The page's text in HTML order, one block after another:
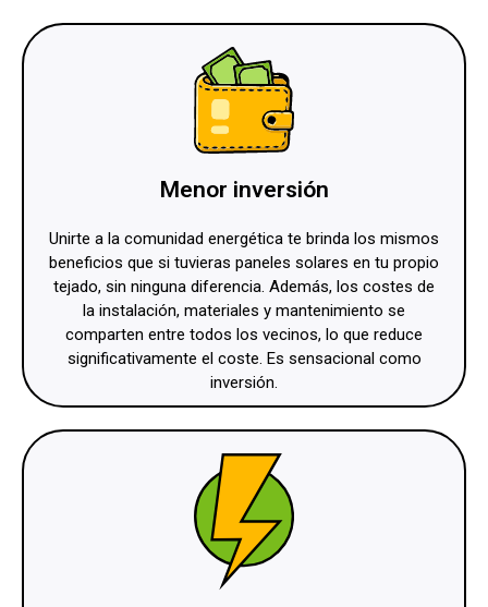
Menor inversión
Unirte a la comunidad energética te brinda los mismos
beneficios que si tuvieras paneles solares en tu propio
tejado, sin ninguna diferencia. Además, los costes de
la instalación, materiales y mantenimiento se
comparten entre todos los vecinos, lo que reduce
significativamente el coste. Es sensacional como
inversión.